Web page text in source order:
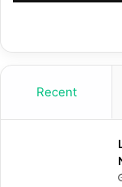
Recent